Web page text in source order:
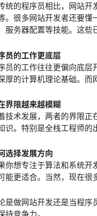
统的程序员相比，网站开
。很多网站开发者还要懂
服务器配置等技能。这些
员的工作更底层
员的工作往往更偏向底层
厚的计算机理论基础。而
界限越来越模糊
技术发展，两者的界限正
识。特别是全栈工程师的
选择发展方向
你想专注于算法和系统开
能更适合。当然，现在很
是做网站开发还是当程序